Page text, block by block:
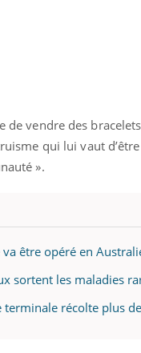
de vendre des
qui lui vaut
».
être opéré en
sortent les maladies
terminale récolte plus